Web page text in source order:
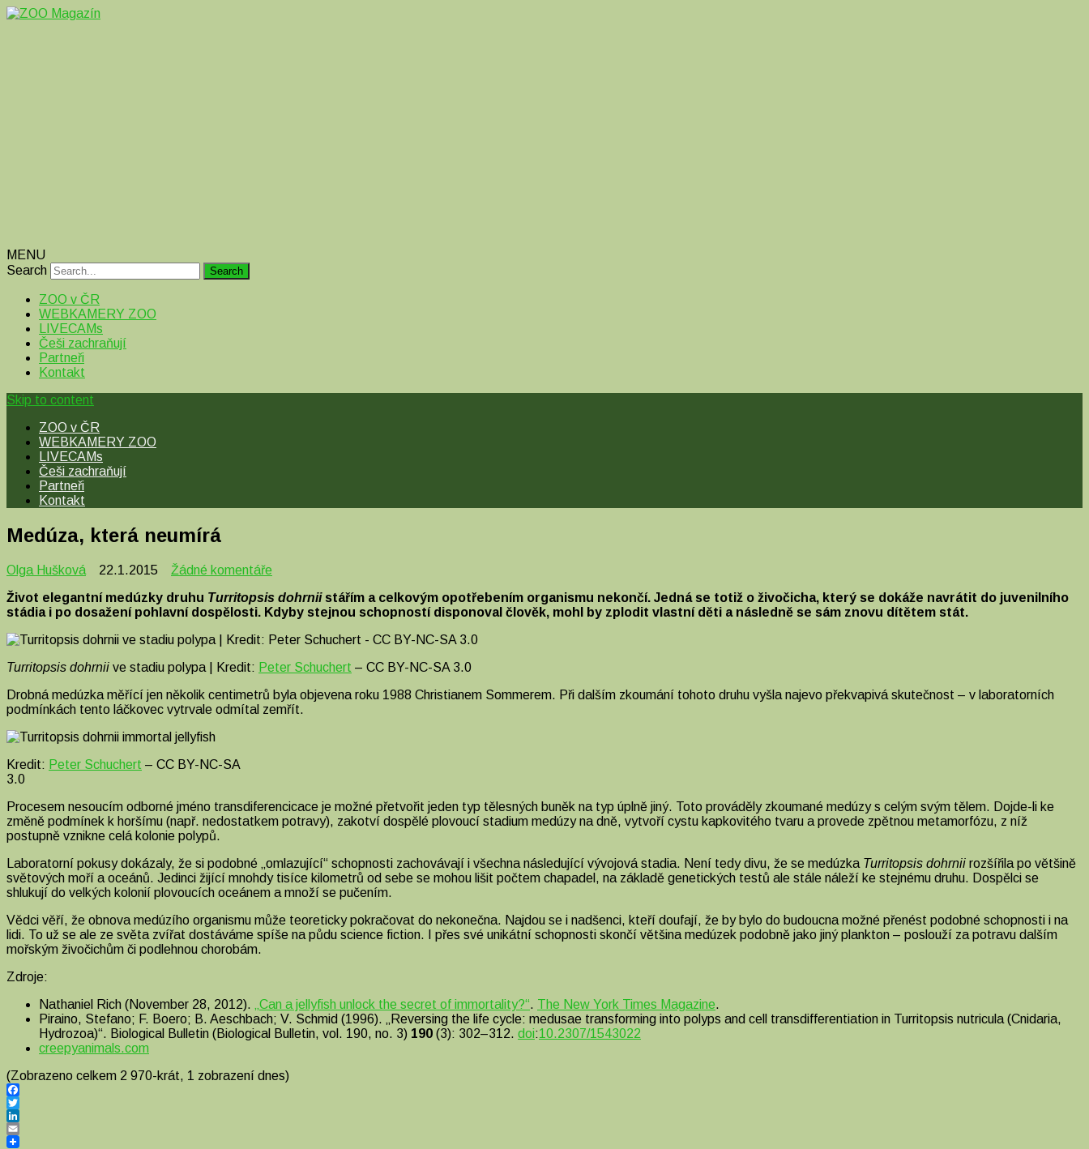
MENU
Search
ZOO v ČR
WEBKAMERY ZOO
LIVECAMs
Češi zachraňují
Partneři
Kontakt
Skip to content
ZOO v ČR
WEBKAMERY ZOO
LIVECAMs
Češi zachraňují
Partneři
Kontakt
Medúza, která neumírá
Olga Hušková 22.1.2015 Žádné komentáře
s
názvem
která
Život elegantní medúzky druhu Turritopsis dohrnii stářím a celkovým opotřebením organismu nekončí. Jedná se totiž o živočicha, který se dokáže navrátit do juvenilního
stádia i po dosažení pohlavní dospělosti. Kdyby stejnou schopností disponoval člověk, mohl by zplodit vlastní děti a následně se sám znovu dítětem stát.
Turritopsis dohrnii ve stadiu polypa | Kredit: Peter Schuchert – CC BY-NC-SA 3.0
Drobná medúzka měřící jen několik centimetrů byla objevena roku 1988 Christianem Sommerem. Při dalším zkoumání tohoto druhu vyšla najevo překvapivá skutečnost – v laboratorních
podmínkách tento láčkovec vytrvale odmítal zemřít.
Kredit: Peter Schuchert – CC BY-NC-SA
3.0
Procesem nesoucím odborné jméno transdiferencicace je možné přetvořit jeden typ tělesných buněk na typ úplně jiný. Toto prováděly zkoumané medúzy s celým svým tělem. Dojde-li ke
změně podmínek k horšímu (např. nedostatkem potravy), zakotví dospělé plovoucí stadium medúzy na dně, vytvoří cystu kapkovitého tvaru a provede zpětnou metamorfózu, z níž
postupně vznikne celá kolonie polypů.
Laboratorní pokusy dokázaly, že si podobné „omlazující“ schopnosti zachovávají i všechna následující vývojová stadia. Není tedy divu, že se medúzka Turritopsis dohrnii rozšířila po většině
světových moří a oceánů. Jedinci žijící mnohdy tisíce kilometrů od sebe se mohou lišit počtem chapadel, na základě genetických testů ale stále náleží ke stejnému druhu. Dospělci se
shlukují do velkých kolonií plovoucích oceánem a množí se pučením.
Vědci věří, že obnova medúzího organismu může teoreticky pokračovat do nekonečna. Najdou se i nadšenci, kteří doufají, že by bylo do budoucna možné přenést podobné schopnosti i na
lidi. To už se ale ze světa zvířat dostáváme spíše na půdu science fiction. I přes své unikátní schopnosti skončí většina medúzek podobně jako jiný plankton – poslouží za potravu dalším
mořským živočichům či podlehnou chorobám.
Zdroje:
Nathaniel Rich (November 28, 2012).
„Can a jellyfish unlock the secret of immortality?“. The New York Times Magazine.
Piraino, Stefano; F. Boero; B. Aeschbach; V. Schmid (1996). „Reversing the life cycle: medusae transforming into polyps and cell transdifferentiation in Turritopsis nutricula (Cnidaria,
Hydrozoa)“. Biological Bulletin (Biological Bulletin, vol. 190, no. 3) 190 (3): 302–312. doi:10.2307/1543022
creepyanimals.com
(Zobrazeno celkem 2 970-krát, 1 zobrazení dnes)
Facebook
Twitter
LinkedIn
Email